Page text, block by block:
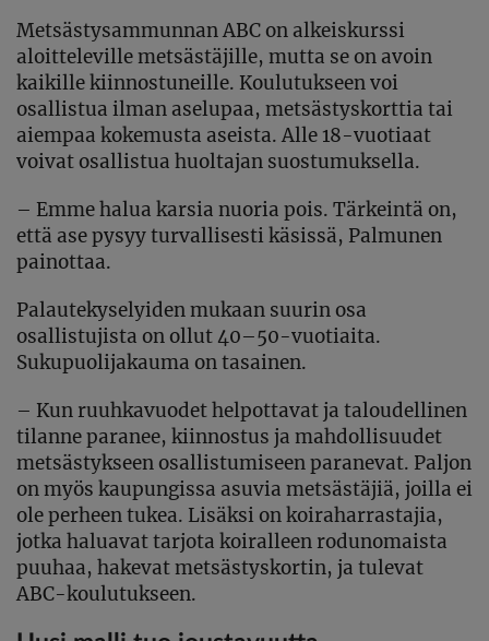
Metsästysammunnan ABC on alkeiskurssi
aloitteleville metsästäjille, mutta se on avoin
kaikille kiinnostuneille. Koulutukseen voi
osallistua ilman aselupaa, metsästyskorttia tai
aiempaa kokemusta aseista. Alle 18-vuotiaat
voivat osallistua huoltajan suostumuksella.
– Emme halua karsia nuoria pois. Tärkeintä on,
että ase pysyy turvallisesti käsissä, Palmunen
painottaa.
Palautekyselyiden mukaan suurin osa
osallistujista on ollut 40–50-vuotiaita.
Sukupuolijakauma on tasainen.
– Kun ruuhkavuodet helpottavat ja taloudellinen
tilanne paranee, kiinnostus ja mahdollisuudet
metsästykseen osallistumiseen paranevat. Paljon
on myös kaupungissa asuvia metsästäjiä, joilla ei
ole perheen tukea. Lisäksi on koiraharrastajia,
jotka haluavat tarjota koiralleen rodunomaista
puuhaa, hakevat metsästyskortin, ja tulevat
ABC-koulutukseen.